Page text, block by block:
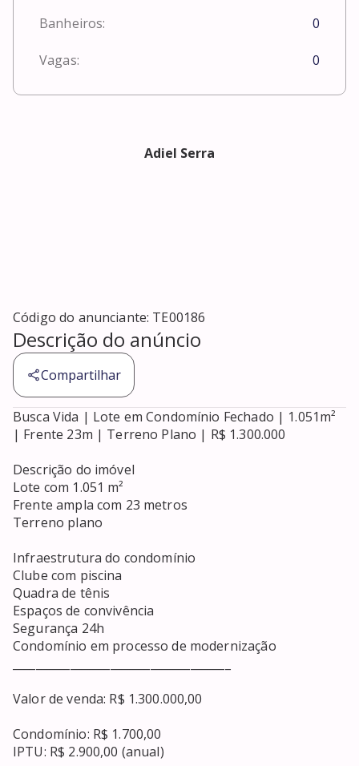
Banheiros: 0
Vagas: 0
Adiel Serra
Código do anunciante: TE00186
Descrição do anúncio
Compartilhar
Busca Vida | Lote em Condomínio Fechado | 1.051m²
| Frente 23m | Terreno Plano | R$ 1.300.000
Descrição do imóvel
Lote com 1.051 m²
Frente ampla com 23 metros
Terreno plano
Infraestrutura do condomínio
Clube com piscina
Quadra de tênis
Espaços de convivência
Segurança 24h
Condomínio em processo de modernização
Valor de venda: R$ 1.300.000,00
Condomínio: R$ 1.700,00
IPTU: R$ 2.900,00 (anual)